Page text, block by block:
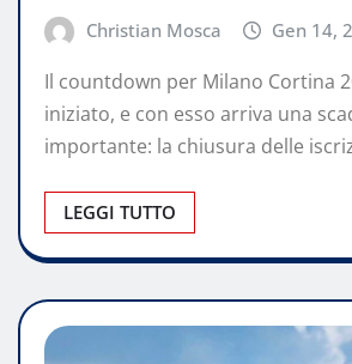
Christian Mosca Gen 14,
Il countdown per Milano Cortina
iniziato, e con esso arriva una
importante: la chiusura delle
LEGGI TUTTO